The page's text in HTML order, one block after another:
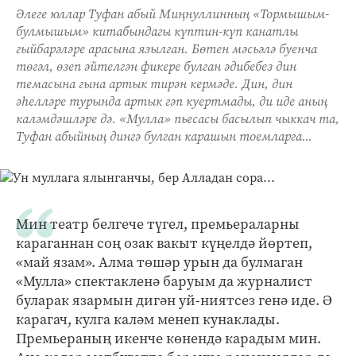
Әлеге юллар Туфан абый Миңнуллинның «Тормышым-
булмышым» китабындагы күптин-күп канатлы
гыйбарәләре арасына язылган. Бөтен мәсьәлә буенча
төгәл, өзеп әйтелгән фикере булган әдибебез дин
темасына гына артык тирән кермәде. Дин, дин
әһелләре турында артык гәп куертмады, ди иде аның
каләмдәшләре дә. «Мулла» пьесасы басылып чыккач та,
Туфан абыйның дингә булган карашын тоемларга...
Мин театр белгече түгел, премьераларны
караганнан соң озак вакыт күңелдә йөртеп,
«май язам». Алма төшәр урын да булмаган
«Мулла» спектакленә баруым да журналист
буларак язармын дигән уй-ниятсез генә иде. Ә
карагач, кулга каләм менеп кунаклады.
Премьераның икенче көнендә карадым мин.